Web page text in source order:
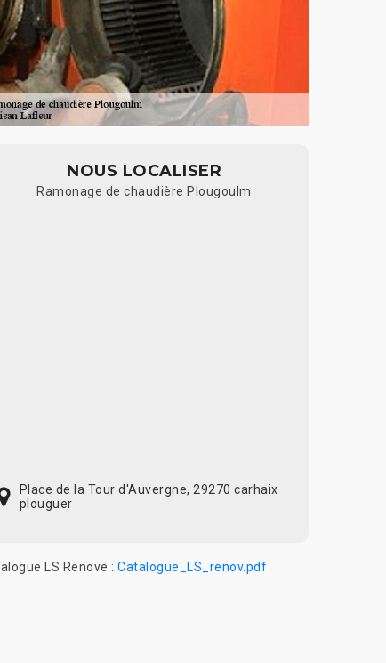
NOUS LOCALISER
Ramonage de chaudière Plougoulm
Place de la Tour d'Auvergne, 29270 carhaix
plouguer
LS Renove : Catalogue_LS_renov.pdf